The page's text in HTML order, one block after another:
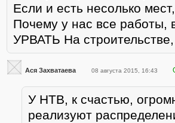
Если и есть несолько
Почему у нас все работы,
УРВАТЬ На
Ася Захватаева 08 августа 2015, 16:43
У НТВ, к счастью,
реализуют